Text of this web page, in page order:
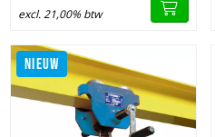
excl. 21,00% btw
NIEUW